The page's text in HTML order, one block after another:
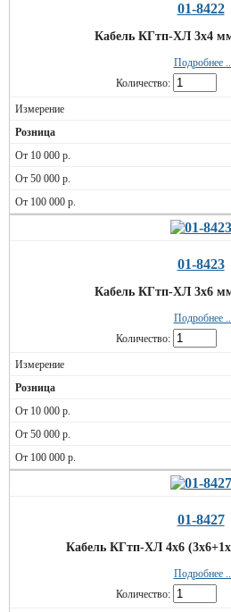
01-8422
Кабель КГтп-ХЛ 3х4
Подробнее
Количество:
01-8423
Кабель КГтп-ХЛ 3х6
Подробнее
Количество:
01-8427
Кабель КГтп-ХЛ 4х6
Подробнее
Количество: